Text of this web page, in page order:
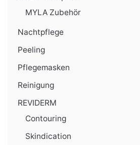
MYLA Zubehör
Nachtpflege
Peeling
Pflegemasken
Reinigung
REVIDERM
Contouring
Skindication